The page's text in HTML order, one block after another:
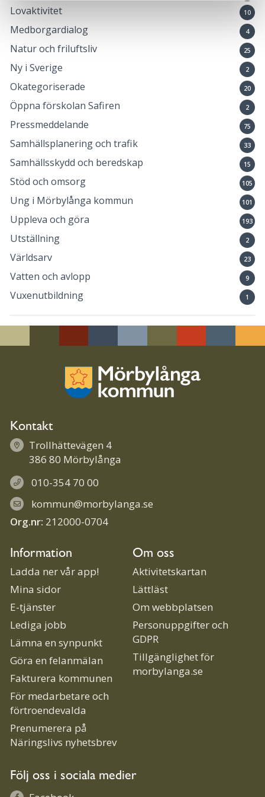
Lovaktivitet 10
Medborgardialog 4
Natur och friluftsliv 25
Ny i Sverige 2
Okategoriserade 20
Öppna förskolan Safiren 2
Pressmeddelande 75
Samhällsplanering och trafik 33
Samhällsskydd och beredskap 15
Stöd och omsorg 105
Ung i Mörbylånga kommun 101
Uppleva och göra 193
Utställning 2
Världsarv 23
Vatten och avlopp 9
Vuxenutbildning 1
Kontakt
Trollhättevägen 4
386 80 Mörbylånga
010-354 70 00
kommun@morbylanga.se
Org.nr: 212000-0704
Information
Ladda ner vår app!
Mina sidor
E-tjänster
Lediga jobb
Lämna en synpunkt
Göra en felanmälan
Fakturera kommunen
För medarbetare och
förtroendevalda
Prenumerera på
Näringslivs nyhetsbrev
Om oss
Aktivitetskartan
Lättläst
Om webbplatsen
Personuppgifter och
GDPR
Tillgänglighet för
morbylanga.se
Följ oss i sociala medier